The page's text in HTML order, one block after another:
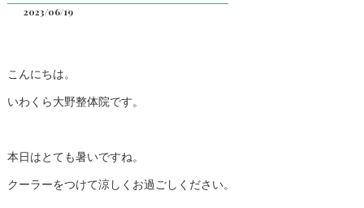
2023/06/19
こんにちは。
いわくら大野整体院です。
本日はとても暑いですね。
クーラーをつけて涼しくお過ごしください。